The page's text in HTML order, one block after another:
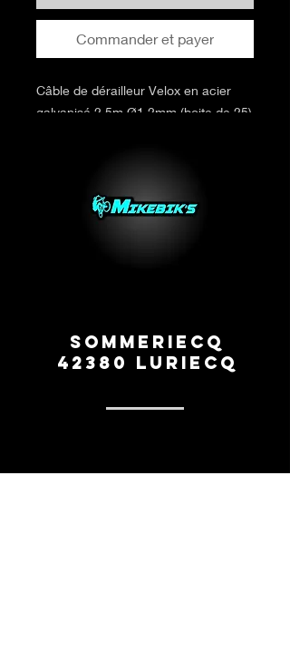
Commander et payer
Câble de dérailleur Velox en acier
galvanisé 2.5m Ø1.2mm (boite de 25)
Sommeriecq
42380 Luriecq